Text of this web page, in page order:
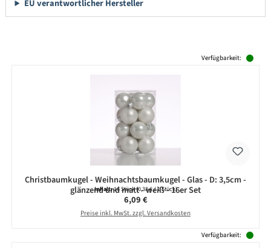
EU verantwortlicher Hersteller
Verfügbarkeit:
Christbaumkugel - Weihnachtsbaumkugel - Glas - D: 3,5cm -
glänzend und matt - weiß - 16er Set
Inhalt:16 Stück(0,38 € / 1 Stück)
Regulärer Preis:
6,09 €
Preise inkl. MwSt. zzgl. Versandkosten
Verfügbarkeit: